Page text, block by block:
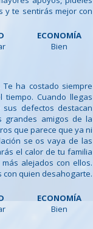
y te sentirás mejor con
ECONOMÍA
Bien
ha costado siempre
Cuando llegas
defectos destacan
grandes amigos de la
que parece que ya ni
se os vaya de las
el calor de tu familia
alejados con ellos.
con quien desahogarte.
ECONOMÍA
Bien